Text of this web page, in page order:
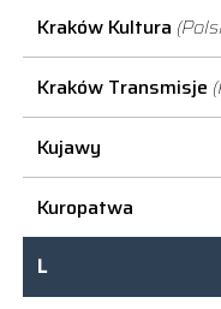
Kraków Kultura
Kraków Transmisje
Kujawy
Kuropatwa
L